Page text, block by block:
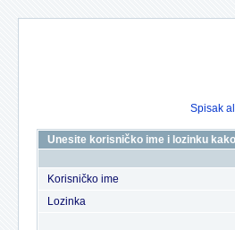
Spisak
Unesite korisničko ime i lozinku
Korisničko ime
Lozinka